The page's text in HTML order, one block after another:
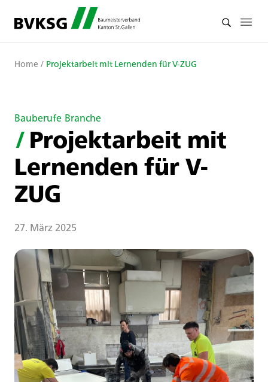
Home / Projektarbeit mit Lernenden für V-ZUG
Bauberufe Branche
/Projektarbeit mit
Lernenden für V-
ZUG
27. März 2025